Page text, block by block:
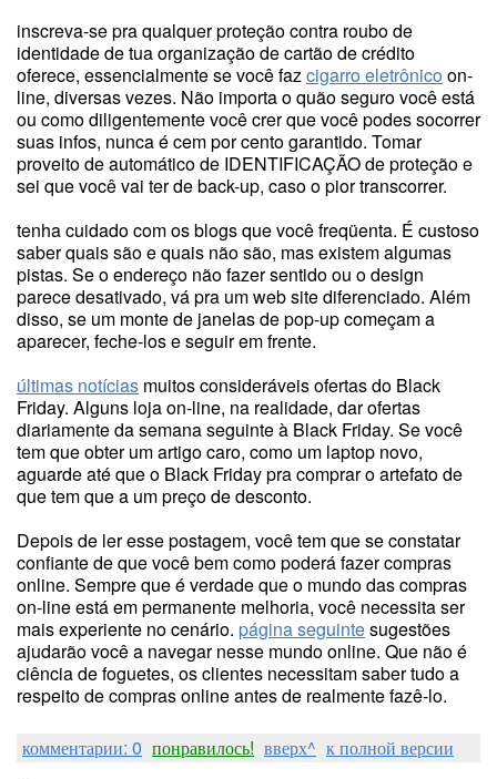
inscreva-se pra qualquer proteção contra roubo de
identidade de tua organização de cartão de crédito
oferece, essencialmente se você fazcigarro eletrônicoon-
line, diversas vezes. Não importa o quão seguro você está
ou como diligentemente você crer que você podes socorrer
suas infos, nunca é cem por cento garantido. Tomar
proveito de automático de IDENTIFICAÇÃO de proteção e
sei que você vai ter de back-up, caso o pior transcorrer.
tenha cuidado com os blogs que você freqüenta. É custoso
saber quais são e quais não são, mas existem algumas
pistas. Se o endereço não fazer sentido ou o design
parece desativado, vá pra um web site diferenciado. Além
disso, se um monte de janelas de pop-up começam a
aparecer, feche-los e seguir em frente.
últimas notícias muitos consideráveis ofertas do Black
Friday. Alguns loja on-line, na realidade, dar ofertas
diariamente da semana seguinte à Black Friday. Se você
tem que obter um artigo caro, como um laptop novo,
aguarde até que o Black Friday pra comprar o artefato de
que tem que a um preço de desconto.
Depois de ler esse postagem, você tem que se constatar
confiante de que você bem como poderá fazer compras
online. Sempre que é verdade que o mundo das compras
on-line está em permanente melhoria, você necessita ser
mais experiente no cenário. página seguintesugestões
ajudarão você a navegar nesse mundo online. Que não é
ciência de foguetes, os clientes necessitam saber tudo a
respeito de compras online antes de realmente fazê-lo.
комментарии: 0 понравилось! вверх^ к полной версии